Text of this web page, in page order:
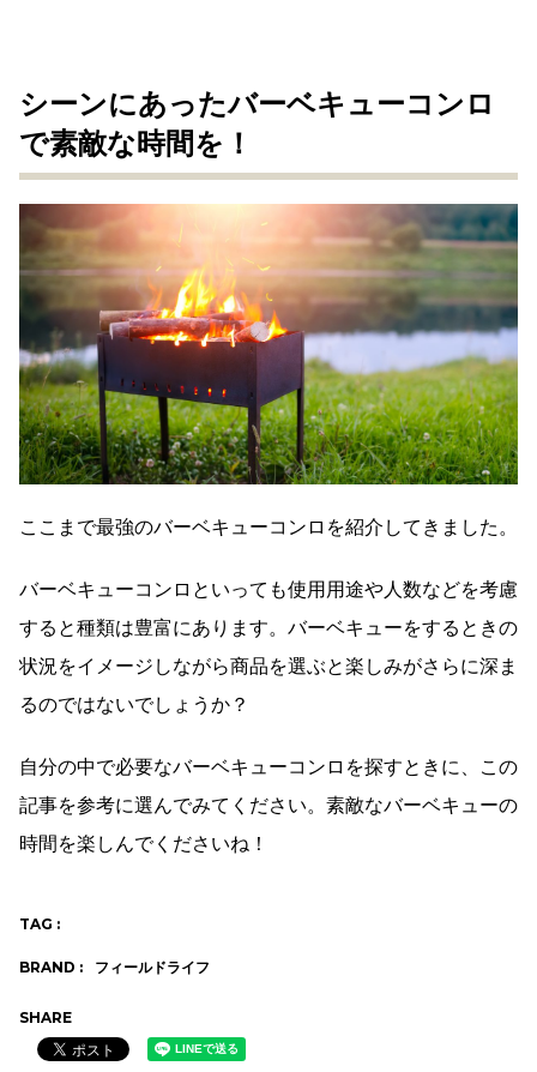
シーンにあったバーベキューコンロ
で素敵な時間を！
ここまで最強のバーベキューコンロを紹介してきました。
バーベキューコンロといっても使用用途や人数などを考慮
すると種類は豊富にあります。バーベキューをするときの
状況をイメージしながら商品を選ぶと楽しみがさらに深ま
るのではないでしょうか？
自分の中で必要なバーベキューコンロを探すときに、この
記事を参考に選んでみてください。素敵なバーベキューの
時間を楽しんでくださいね！
TAG :
BRAND : フィールドライフ
SHARE